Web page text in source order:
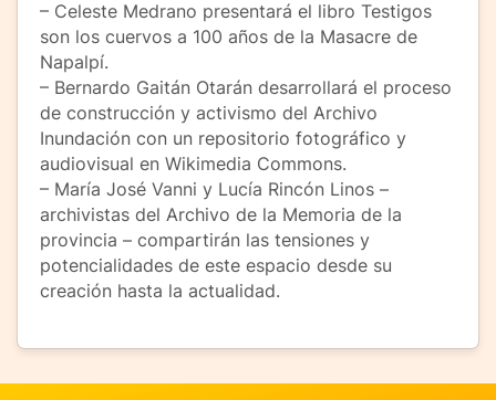
– Celeste Medrano presentará el libro Testigos
son los cuervos a 100 años de la Masacre de
Napalpí.
– Bernardo Gaitán Otarán desarrollará el proceso
de construcción y activismo del Archivo
Inundación con un repositorio fotográfico y
audiovisual en Wikimedia Commons.
– María José Vanni y Lucía Rincón Linos –
archivistas del Archivo de la Memoria de la
provincia – compartirán las tensiones y
potencialidades de este espacio desde su
creación hasta la actualidad.